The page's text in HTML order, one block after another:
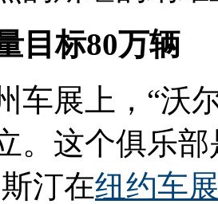
目标80万辆
车展上，“沃
。这个俱乐
汀在纽约车